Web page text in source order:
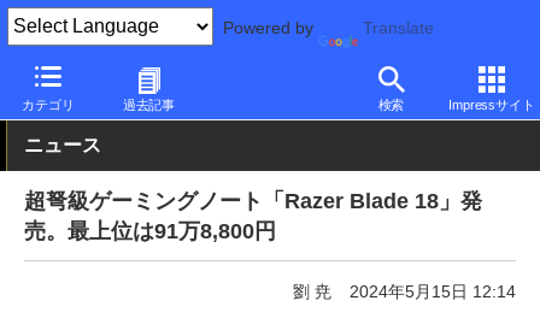
Powered by Translate
カテゴリ 過去記事 検索 Impressサイト
PC Watch パソコン/タブレット/スマートフォン ゲーミングノー
ニュース
超弩級ゲーミングノート「Razer Blade 18」発
売。最上位は91万8,800円
劉 尭 2024年5月15日 12:14